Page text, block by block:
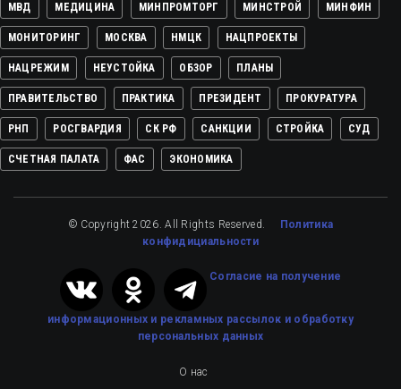
МВД МЕДИЦИНА МИНПРОМТОРГ МИНСТРОЙ МИНФИН
МОНИТОРИНГ МОСКВА НМЦК НАЦПРОЕКТЫ
НАЦРЕЖИМ НЕУСТОЙКА ОБЗОР ПЛАНЫ
ПРАВИТЕЛЬСТВО ПРАКТИКА ПРЕЗИДЕНТ ПРОКУРАТУРА
РНП РОСГВАРДИЯ СК РФ САНКЦИИ СТРОЙКА СУД
СЧЕТНАЯ ПАЛАТА ФАС ЭКОНОМИКА
© Copyright 2026. All Rights Reserved.
Политика
конфидициальности
Cогласие на получение
информационных и рекламных рассылок и обработку
персональных данных
О нас